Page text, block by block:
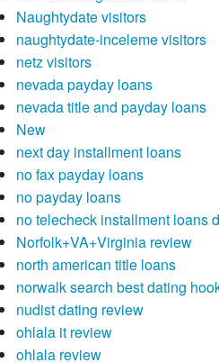
Naughtydate visitors
naughtydate-inceleme visitors
netz visitors
nevada payday loans
nevada title and payday loans
New
next day installment loans
no fax payday loans
no payday loans
no telecheck installment loans
Norfolk+VA+Virginia review
north american title loans
norwalk search best dating
nudist dating review
ohlala it review
ohlala review